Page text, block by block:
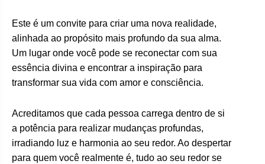
Este é um convite para criar uma nova realidade,
alinhada ao propósito mais profundo da sua alma.
Um lugar onde você pode se reconectar com sua
essência divina e encontrar a inspiração para
transformar sua vida com amor e consciência.
Acreditamos que cada pessoa carrega dentro de si
a potência para realizar mudanças profundas,
irradiando luz e harmonia ao seu redor. Ao despertar
para quem você realmente é, tudo ao seu redor se